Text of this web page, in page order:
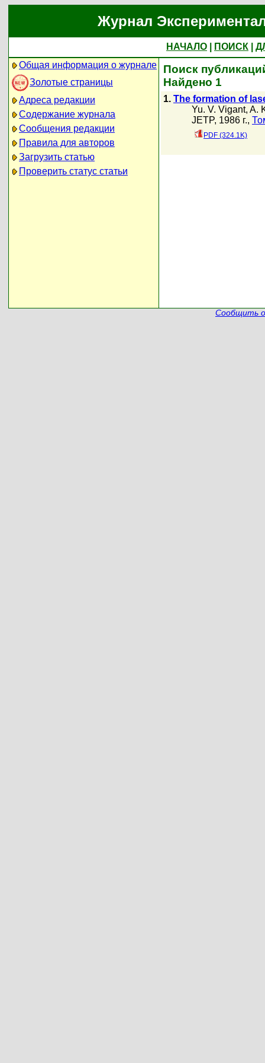
Журнал
НАЧАЛО ПОИСК
Общая информация о журнале
Золотые страницы
Адреса редакции
Содержание журнала
Сообщения редакции
Правила для авторов
Загрузить статью
Проверить статус статьи
Поиск
Найдено 1
1. The formation of
Yu. V. Vigant, A.
JETP, 1986 г.,
PDF (324.1K)
Сообщить о